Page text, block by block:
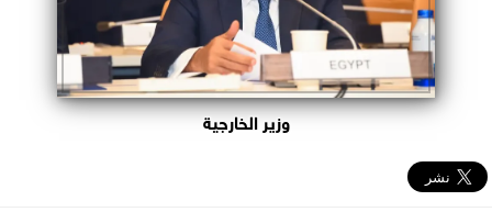
وزير الخارجية